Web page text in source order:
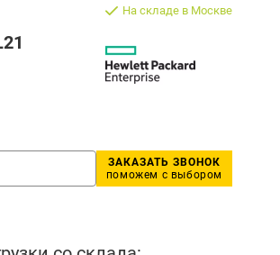
На складе в Москве
ЗАКАЗАТЬ ЗВОНОК
поможем с выбором